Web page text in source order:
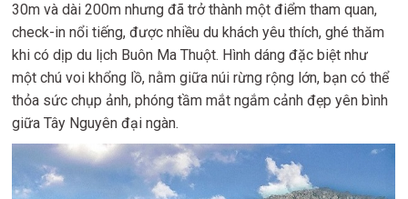
30m và dài 200m nhưng đã trở thành một điểm tham quan,
check-in nổi tiếng, được nhiều du khách yêu thích, ghé thăm
khi có dịp du lịch Buôn Ma Thuột. Hình dáng đặc biệt như
một chú voi khổng lồ, nằm giữa núi rừng rộng lớn, bạn có thể
thỏa sức chụp ảnh, phóng tầm mắt ngắm cảnh đẹp yên bình
giữa Tây Nguyên đại ngàn.